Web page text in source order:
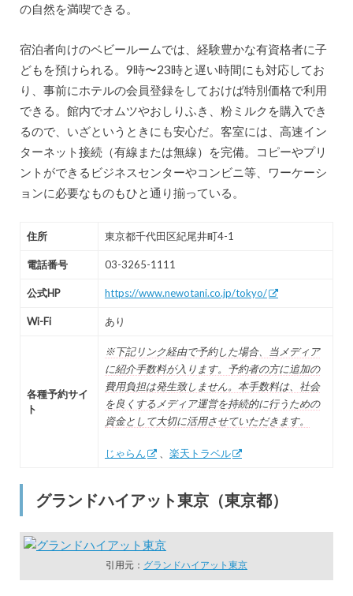
の自然を満喫できる。
宿泊者向けのベビールームでは、経験豊かな有資格者に子
どもを預けられる。9時〜23時と遅い時間にも対応してお
り、事前にホテルの会員登録をしておけば特別価格で利用
できる。館内でオムツやおしりふき、粉ミルクを購入でき
るので、いざというときにも安心だ。客室には、高速イン
ターネット接続（有線または無線）を完備。コピーやプリ
ントができるビジネスセンターやコンビニ等、ワーケーシ
ョンに必要なものもひと通り揃っている。
住所 東京都千代田区紀尾井町4-1
電話番号 03-3265-1111
公式HP https://www.newotani.co.jp/tokyo/
Wi-Fi あり
各種予約サイ
ト
※下記リンク経由で予約した場合、当メディア
に紹介手数料が入ります。予約者の方に追加の
費用負担は発生致しません。本手数料は、社会
を良くするメディア運営を持続的に行うための
資金として大切に活用させていただきます。
じゃらん 楽天トラベル
グランドハイアット東京（東京都）
引用元： グランドハイアット東京